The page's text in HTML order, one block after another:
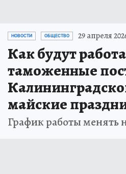
НОВОСТИ ОБЩЕСТВО 29 апреля 2026
Как будут
таможенные
майские